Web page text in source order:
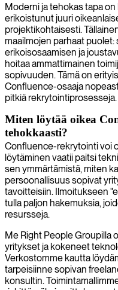
Moderni ja tehokas tapa
erikoistunut juuri
projektikohtaisesti.
maailmojen parhaat
erikoisosaamisen ja
hoitaa ammattimainen
sopivuuden. Tämä on
Confluence-osaaja
pitkiä rekrytointiprosesseja.
Miten löytää oikea
tehokkaasti?
Confluence-rekrytointi voi
löytäminen vaatii paitsi
sen ymmärtämistä, miten
persoonallisuus sopivat
tavoitteisiin. Ilmoitukseen
tulla paljon hakemuksia,
resursseja.
Me Right People Groupilla
yritykset ja kokeneet
Verkostomme kautta
tarpeisiinne sopivan
konsultin.